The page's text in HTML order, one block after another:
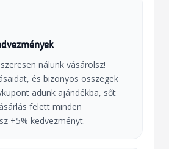
nálunk vásárolsz!
és bizonyos összegek
adunk ajándékba, sőt
felett minden
+5% kedvezményt.